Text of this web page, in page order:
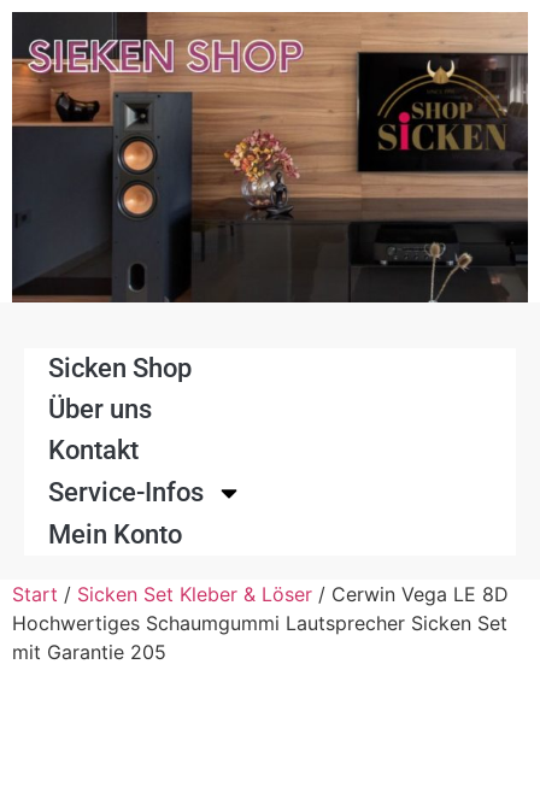
Sicken Shop
Über uns
Kontakt
Service-Infos
Mein Konto
Start / Sicken Set Kleber & Löser / Cerwin Vega LE 8D
Hochwertiges Schaumgummi Lautsprecher Sicken Set
mit Garantie 205